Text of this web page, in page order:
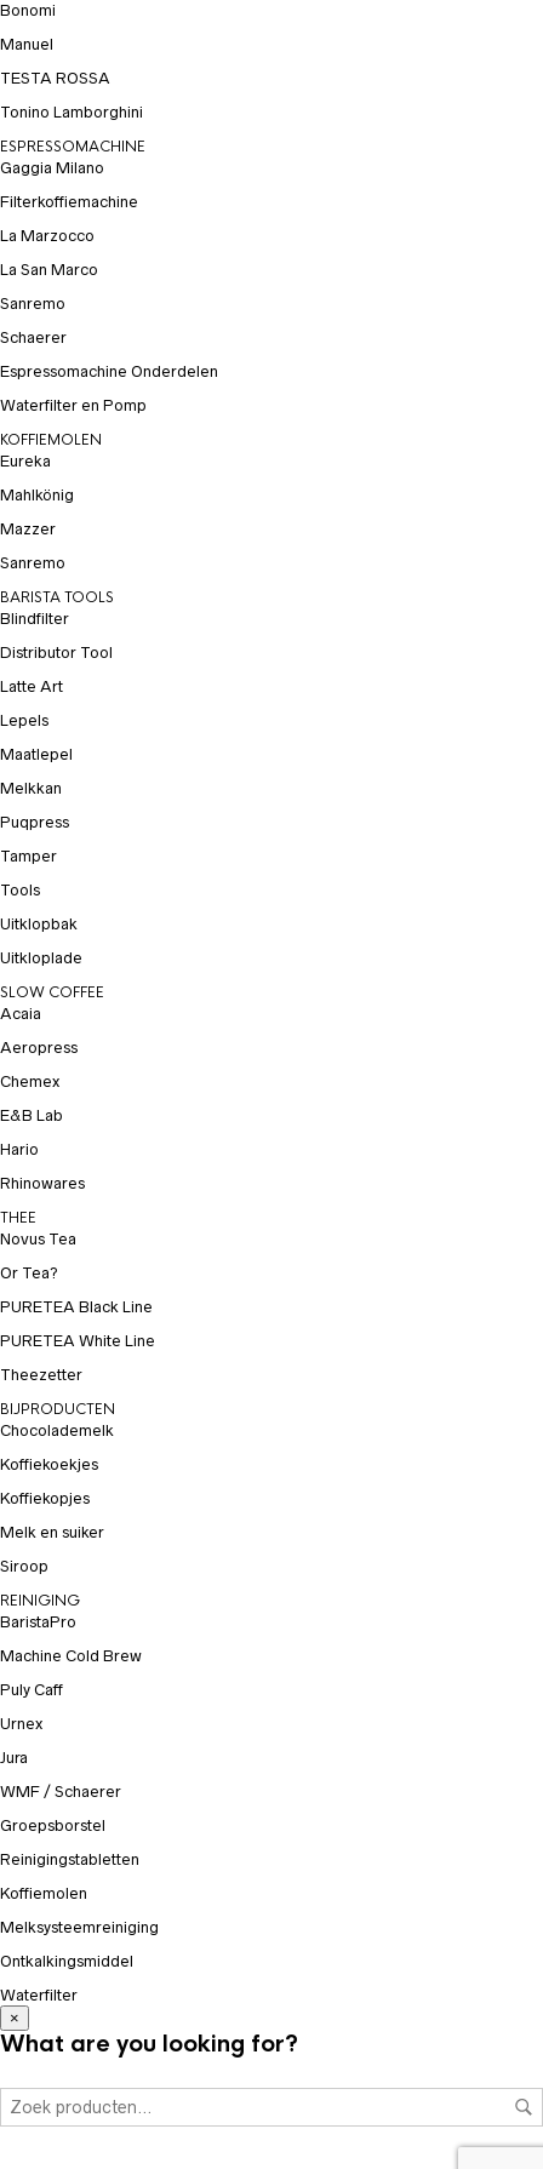
Bonomi
Manuel
TESTA ROSSA
Tonino Lamborghini
ESPRESSOMACHINE
Gaggia Milano
Filterkoffiemachine
La Marzocco
La San Marco
Sanremo
Schaerer
Espressomachine Onderdelen
Waterfilter en Pomp
KOFFIEMOLEN
Eureka
Mahlkönig
Mazzer
Sanremo
BARISTA TOOLS
Blindfilter
Distributor Tool
Latte Art
Lepels
Maatlepel
Melkkan
Puqpress
Tamper
Tools
Uitklopbak
Uitkloplade
SLOW COFFEE
Acaia
Aeropress
Chemex
E&B Lab
Hario
Rhinowares
THEE
Novus Tea
Or Tea?
PURETEA Black Line
PURETEA White Line
Theezetter
BIJPRODUCTEN
Chocolademelk
Koffiekoekjes
Koffiekopjes
Melk en suiker
Siroop
REINIGING
BaristaPro
Machine Cold Brew
Puly Caff
Urnex
Jura
WMF / Schaerer
Groepsborstel
Reinigingstabletten
Koffiemolen
Melksysteemreiniging
Ontkalkingsmiddel
Waterfilter
×
What are you looking for?